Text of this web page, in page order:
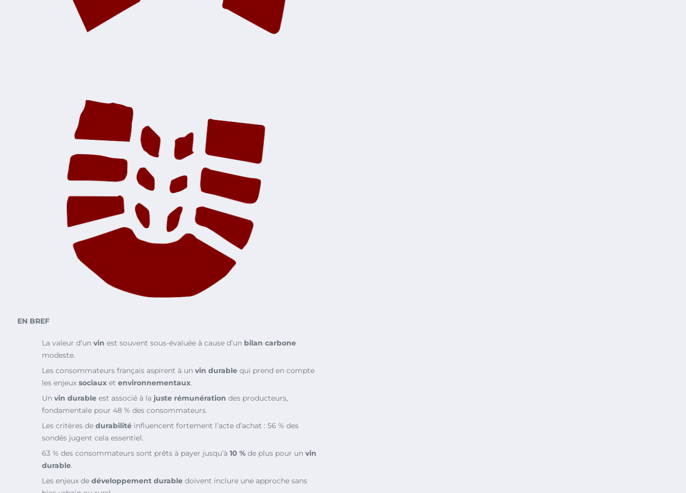
EN BREF
La valeur d’un vin est souvent sous-évaluée à cause d’un bilan carbone
modeste.
Les consommateurs français aspirent à un vin durable qui prend en compte
les enjeux sociaux et environnementaux.
Un vin durable est associé à la juste rémunération des producteurs,
fondamentale pour 48 % des consommateurs.
Les critères de durabilité influencent fortement l’acte d’achat : 56 % des
sondés jugent cela essentiel.
63 % des consommateurs sont prêts à payer jusqu’à 10 % de plus pour un vin
durable.
Les enjeux de développement durable doivent inclure une approche sans